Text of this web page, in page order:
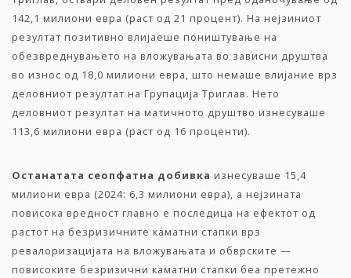
142,1 милиони евра (раст од 21 процент). На нејзиниот
резултат позитивно влијаеше поништување на
обезвреднувањето на вложувањата во зависни друштва
во износ од 18,0 милиони евра, што немаше влијание врз
деловниот резултат на Групација Триглав. Нето
деловниот резултат на матичното друштво изнесуваше
113,6 милиони евра (раст од 16 проценти).
Останатата сеопфатна добивка изнесуваше 15,4
милиони евра (2024: 6,3 милиони евра), а нејзината
повисока вредност главно е последица на ефектот од
растот на безризичните каматни стапки врз
ревалоризацијата на вложувањата и обврските —
повисоките безризични каматни стапки беа претежно